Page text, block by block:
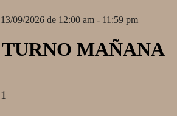
09/2026 de 12:00 am - 11:59 pm
TURNO MAÑANA